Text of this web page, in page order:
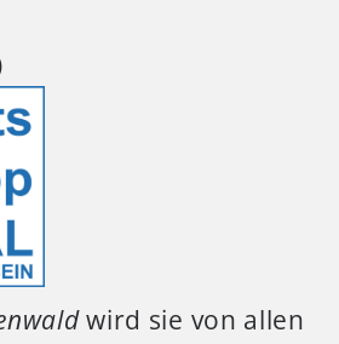
wird sie von allen